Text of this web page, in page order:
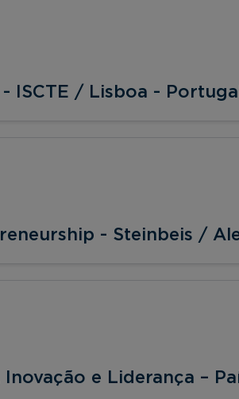
ISCTE / Lisboa - Portugal
- Steinbeis /
e Liderança –